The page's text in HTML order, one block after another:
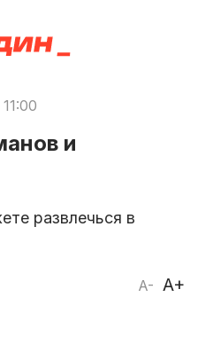
и
развлечься в
A- A+